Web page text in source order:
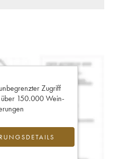
Zugriff
über 150.000 Wein-